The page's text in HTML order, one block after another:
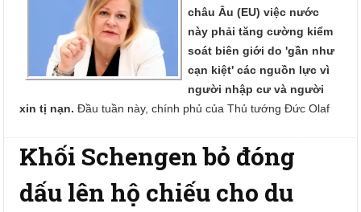
châu Âu (EU) việc nước
này phải tăng cường kiểm
soát biên giới do 'gần như
cạn kiệt' các nguồn lực vì
người nhập cư và người
xin tị nạn. Đầu tuần này, chính phủ của Thủ tướng Đức Olaf
Khối Schengen bỏ đóng
dấu lên hộ chiếu cho du